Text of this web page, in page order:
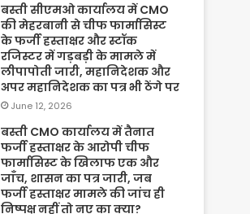
बस्ती सीएमओ कार्यालय में CMO
की मेहरबानी से चीफ फार्मासिस्ट
के फर्जी हस्ताक्षर और स्टॉक
रजिस्टर में गड़बड़ी के मामले में
लीपापोती जारी, महानिदेशक और
अपर महानिदेशक का पत्र भी ठेंगे पर
June 12, 2026
बस्ती CMO कार्यालय में तैनात
फर्जी हस्ताक्षर के आरोपी चीफ
फार्मासिस्ट के खिलाफ एक और
जाँच, शासन का पत्र जारी, जब
फर्जी हस्ताक्षर मामले की जांच ही
निष्पक्ष नहीं तो नए का क्या?